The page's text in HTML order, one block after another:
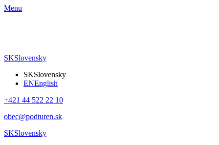
Menu
SKSlovensky
SKSlovensky
ENEnglish
+421 44 522 22 10
obec@podturen.sk
SKSlovensky